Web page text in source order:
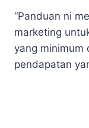
“Panduan ni
marketing
yang minimum
pendapatan